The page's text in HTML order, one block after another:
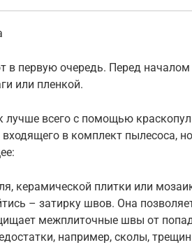
в первую очередь. Перед
или пленкой.
всего с помощью
входящего в комплект пылесоса,
керамической плитки или
– затирку швов. Она
межплиточные швы от
например, сколы,